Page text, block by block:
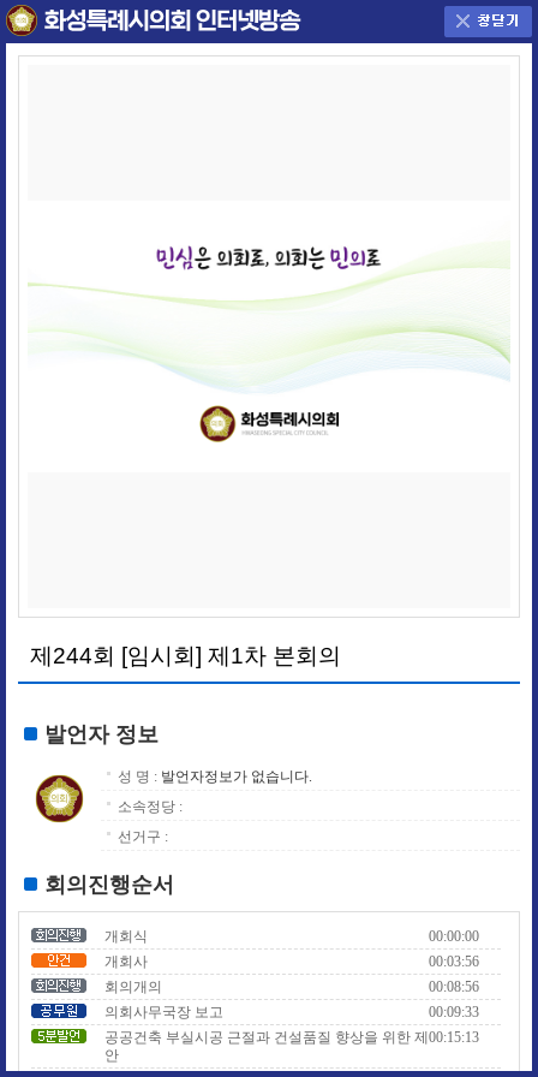
제244회 [임시회] 제1차 본회의
발언자 정보
성 명 : 발언자정보가 없습니다.
소속정당 :
선거구 :
회의진행순서
개회식
00:00:00
개회사
00:03:56
회의개의
00:08:56
의회사무국장 보고
00:09:33
공공건축 부실시공 근절과 건설품질 향상을 위한 제
안
00:15:13